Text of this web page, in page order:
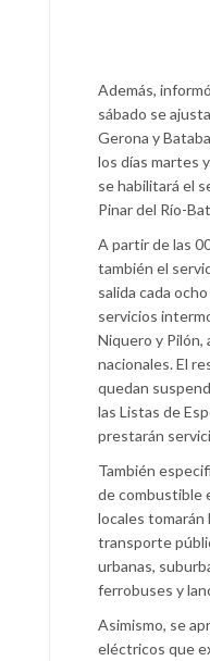
Además,
sábado se
Gerona y
los días martes
se habilitará el
Pinar del Río-
A partir de las
también el
salida cada
servicios
Niquero y Pilón,
nacionales. El
quedan
las Listas de
prestarán
También
de combustible
locales tomarán
transporte
urbanas,
ferrobuses y
Asimismo, se
eléctricos que